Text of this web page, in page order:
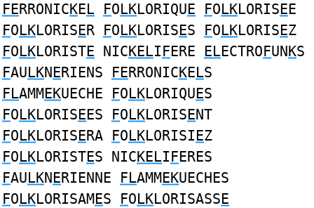
FERRONICKEL FOLKLORIQUE FOLKLORISEE
FOLKLORISER FOLKLORISES FOLKLORISEZ
FOLKLORISTE NICKELIFERE ELECTROFUNKS
FAULKNERIENS FERRONICKELS
FLAMMEKUECHE FOLKLORIQUES
FOLKLORISEES FOLKLORISENT
FOLKLORISERA FOLKLORISIEZ
FOLKLORISTES NICKELIFERES
FAULKNERIENNE FLAMMEKUECHES
FOLKLORISAMES FOLKLORISASSE